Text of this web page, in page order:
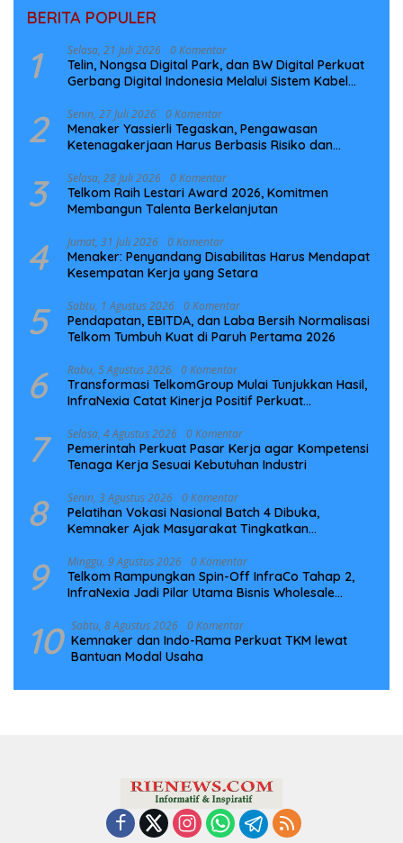
BERITA POPULER
1 Selasa, 21 Juli 2026 0 Komentar
Telin, Nongsa Digital Park, dan BW Digital Perkuat
Gerbang Digital Indonesia Melalui Sistem Kabel
2 Senin, 27 Juli 2026 0 Komentar
Menaker Yassierli Tegaskan, Pengawasan
Ketenagakerjaan Harus Berbasis Risiko dan
3 Selasa, 28 Juli 2026 0 Komentar
Telkom Raih Lestari Award 2026, Komitmen
Membangun Talenta Berkelanjutan
4 Jumat, 31 Juli 2026 0 Komentar
Menaker: Penyandang Disabilitas Harus Mendapat
Kesempatan Kerja yang Setara
5 Sabtu, 1 Agustus 2026 0 Komentar
Pendapatan, EBITDA, dan Laba Bersih Normalisasi
Telkom Tumbuh Kuat di Paruh Pertama 2026
6 Rabu, 5 Agustus 2026 0 Komentar
Transformasi TelkomGroup Mulai Tunjukkan Hasil,
InfraNexia Catat Kinerja Positif Perkuat
7 Selasa, 4 Agustus 2026 0 Komentar
Pemerintah Perkuat Pasar Kerja agar Kompetensi
Tenaga Kerja Sesuai Kebutuhan Industri
8 Senin, 3 Agustus 2026 0 Komentar
Pelatihan Vokasi Nasional Batch 4 Dibuka,
Kemnaker Ajak Masyarakat Tingkatkan
9 Minggu, 9 Agustus 2026 0 Komentar
Telkom Rampungkan Spin-Off InfraCo Tahap 2,
InfraNexia Jadi Pilar Utama Bisnis Wholesale
10 Sabtu, 8 Agustus 2026 0 Komentar
Kemnaker dan Indo-Rama Perkuat TKM lewat
Bantuan Modal Usaha